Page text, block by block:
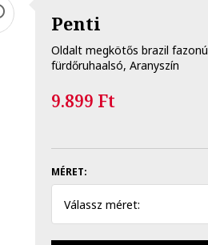
Penti
Oldalt megkötős brazil fazonú
fürdőruhaalsó, Aranyszín
9.899 Ft
MÉRET:
Válassz méret: